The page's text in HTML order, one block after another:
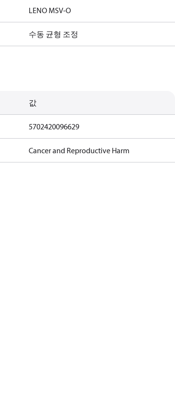
LENO MSV-O
수동 균형 조정
값
5702420096629
Cancer and Reproductive Harm